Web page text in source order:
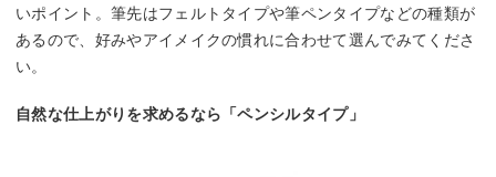
いポイント。筆先はフェルトタイプや筆ペンタイプなどの種類が
あるので、好みやアイメイクの慣れに合わせて選んでみてくださ
い。
自然な仕上がりを求めるなら「ペンシルタイプ」